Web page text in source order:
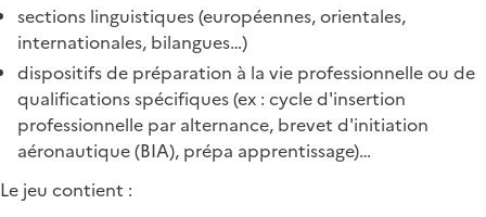
sections linguistiques (européennes, orientales,
internationales, bilangues…)
dispositifs de préparation à la vie professionnelle ou de
qualifications spécifiques (ex : cycle d'insertion
professionnelle par alternance, brevet d'initiation
aéronautique (BIA), prépa apprentissage)…
Le jeu contient :